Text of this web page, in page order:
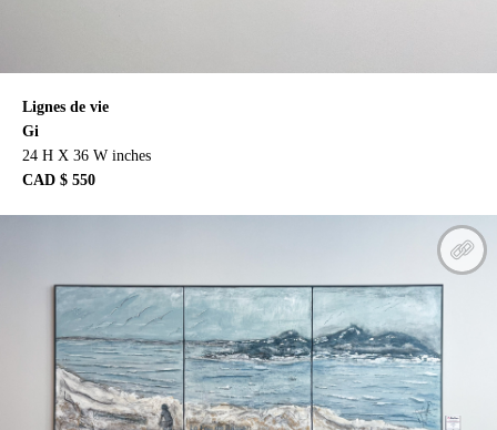
Lignes de vie
Gi
24 H X 36 W inches
CAD $ 550